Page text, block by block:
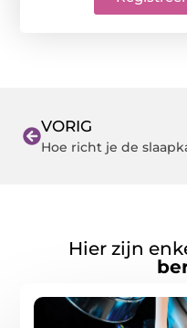
VORIG
Hier zijn